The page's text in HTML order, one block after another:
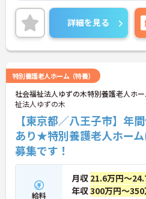
細をお話致しますのでお気軽にご相
詳細を見る
特別養護老人ホーム（特養）
社会福祉法人ゆずの木特別養護老人ホ
祉法人ゆずの木
【東京都／八王子市】年
あり★特別養護老人ホー
募集です！
給料
月収 21.6万円～
年収300万円～350